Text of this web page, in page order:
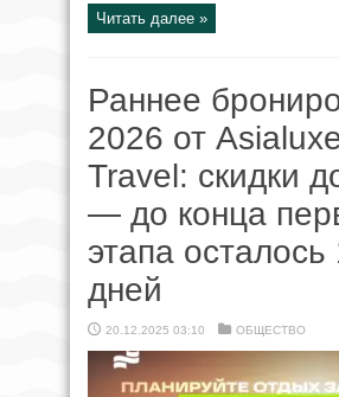
Читать далее »
Раннее
2026 от
Travel: скидки
— до конца
этапа осталось
дней
20.12.2025 03:10 ОБЩЕСТВО